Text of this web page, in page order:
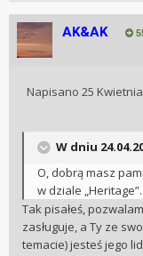
AK&AK
Napisano 25 Kwietnia
W dniu
O, dobrą masz
w dziale „Heritage”.
Tak pisałeś,
zasługuje, a Ty ze
temacie) jesteś jego